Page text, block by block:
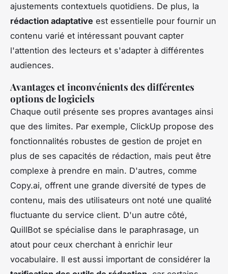
ajustements contextuels quotidiens. De plus, la
rédaction adaptative est essentielle pour fournir un
contenu varié et intéressant pouvant capter
l'attention des lecteurs et s'adapter à différentes
audiences.
Avantages et inconvénients des différentes
options de logiciels
Chaque outil présente ses propres avantages ainsi
que des limites. Par exemple, ClickUp propose des
fonctionnalités robustes de gestion de projet en
plus de ses capacités de rédaction, mais peut être
complexe à prendre en main. D'autres, comme
Copy.ai, offrent une grande diversité de types de
contenu, mais des utilisateurs ont noté une qualité
fluctuante du service client. D'un autre côté,
QuillBot se spécialise dans le paraphrasage, un
atout pour ceux cherchant à enrichir leur
vocabulaire. Il est aussi important de considérer la